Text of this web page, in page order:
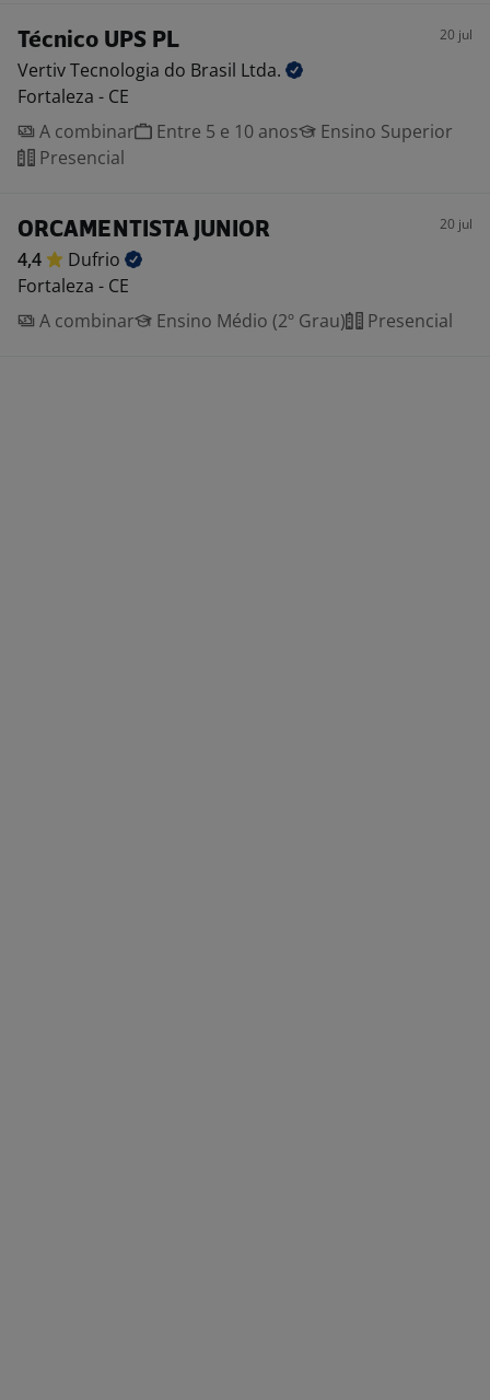
Técnico UPS PL 20 jul
Vertiv Tecnologia do Brasil Ltda.
Fortaleza - CE
A combinar
Entre 5 e 10 anos
Ensino Superior
Presencial
ORCAMENTISTA JUNIOR 20 jul
4,4
Dufrio
Fortaleza - CE
A combinar
Ensino Médio (2º Grau) Presencial